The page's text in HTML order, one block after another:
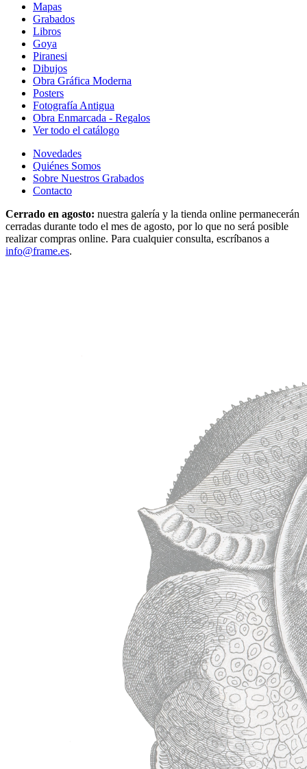
Mapas
Grabados
Libros
Goya
Piranesi
Dibujos
Obra Gráfica Moderna
Posters
Fotografía Antigua
Obra Enmarcada - Regalos
Ver todo el catálogo
Novedades
Quiénes Somos
Sobre Nuestros Grabados
Contacto
Cerrado en agosto: nuestra galería y la tienda online permanecerán
cerradas durante todo el mes de agosto, por lo que no será posible
realizar compras online. Para cualquier consulta, escríbanos a
info@frame.es.